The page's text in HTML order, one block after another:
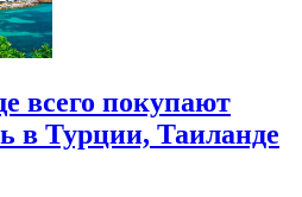
всего покупают
в Турции, Таиланде